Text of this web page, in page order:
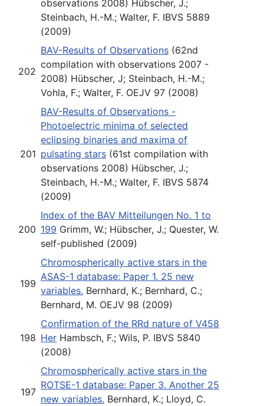
observations 2008) Hübscher, J.;
Steinbach, H.-M.; Walter, F. IBVS 5889
(2009)
202
BAV-Results of Observations (62nd
compilation with observations 2007 -
2008) Hübscher, J; Steinbach, H.-M.;
Vohla, F.; Walter, F. OEJV 97 (2008)
201
BAV-Results of Observations -
Photoelectric minima of selected
eclipsing binaries and maxima of
pulsating stars (61st compilation with
observations 2008) Hübscher, J.;
Steinbach, H.-M.; Walter, F. IBVS 5874
(2009)
200
Index of the BAV Mitteilungen No. 1 to
199 Grimm, W.; Hübscher, J.; Quester, W.
self-published (2009)
199
Chromospherically active stars in the
ASAS-1 database: Paper 1. 25 new
variables. Bernhard, K.; Bernhard, C.;
Bernhard, M. OEJV 98 (2009)
198
Confirmation of the RRd nature of V458
Her Hambsch, F.; Wils, P. IBVS 5840
(2008)
197
Chromospherically active stars in the
ROTSE-1 database: Paper 3. Another 25
new variables. Bernhard, K.; Lloyd, C.